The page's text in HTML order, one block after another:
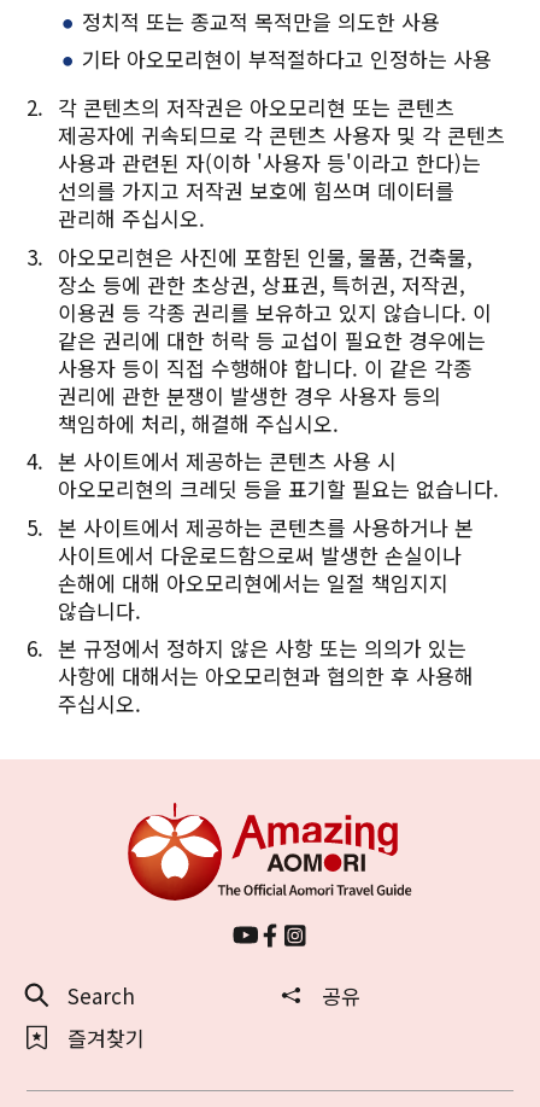
정치적 또는 종교적 목적만을 의도한 사용
기타 아오모리현이 부적절하다고 인정하는 사용
각 콘텐츠의 저작권은 아오모리현 또는 콘텐츠
제공자에 귀속되므로 각 콘텐츠 사용자 및 각 콘텐츠
사용과 관련된 자(이하 '사용자 등'이라고 한다)는
선의를 가지고 저작권 보호에 힘쓰며 데이터를
관리해 주십시오.
아오모리현은 사진에 포함된 인물, 물품, 건축물,
장소 등에 관한 초상권, 상표권, 특허권, 저작권,
이용권 등 각종 권리를 보유하고 있지 않습니다. 이
같은 권리에 대한 허락 등 교섭이 필요한 경우에는
사용자 등이 직접 수행해야 합니다. 이 같은 각종
권리에 관한 분쟁이 발생한 경우 사용자 등의
책임하에 처리, 해결해 주십시오.
본 사이트에서 제공하는 콘텐츠 사용 시
아오모리현의 크레딧 등을 표기할 필요는 없습니다.
본 사이트에서 제공하는 콘텐츠를 사용하거나 본
사이트에서 다운로드함으로써 발생한 손실이나
손해에 대해 아오모리현에서는 일절 책임지지
않습니다.
본 규정에서 정하지 않은 사항 또는 의의가 있는
사항에 대해서는 아오모리현과 협의한 후 사용해
주십시오.
Search
공유
즐겨찾기